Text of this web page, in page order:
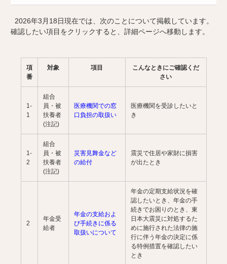
2026年3月18日現在では、次のことについて掲載しています。
確認したい項目をクリックすると、詳細ページへ移動します。
項
番
対象 項目
こんなときにご確認くだ
さい
1-
1
組合
員・被
扶養者
(注記)
医療機関での窓
口負担の取扱い
医療機関を受診したいと
き
1-
2
組合
員・被
扶養者
(注記)
災害見舞金など
の給付
震災で住居や家財に損害
が出たとき
2
年金受
給者
年金の支給およ
び手続きに係る
取扱いについて
年金の定期支給状況を確
認したいとき、年金の手
続きでお困りのとき、東
日本大震災に対処するた
めに施行された法律の施
行に伴う年金の決定に係
る特例措置を確認したい
とき